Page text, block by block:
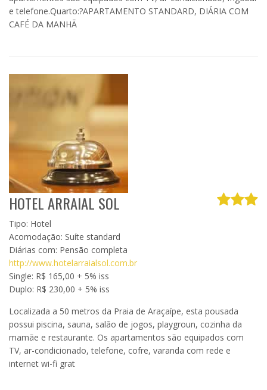
e telefone.Quarto:?APARTAMENTO STANDARD, DIÁRIA COM
CAFÉ DA MANHÃ
HOTEL ARRAIAL SOL
Tipo: Hotel
Acomodação: Suíte standard
Diárias com: Pensão completa
http://www.hotelarraialsol.com.br
Single: R$ 165,00 + 5% iss
Duplo: R$ 230,00 + 5% iss
Localizada a 50 metros da Praia de Araçaípe, esta pousada
possui piscina, sauna, salão de jogos, playgroun, cozinha da
mamãe e restaurante. Os apartamentos são equipados com
TV, ar-condicionado, telefone, cofre, varanda com rede e
internet wi-fi grat